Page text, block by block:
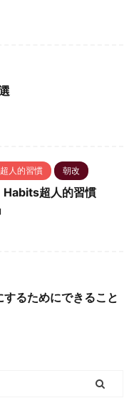
人的習慣 朝改
超人的習慣
るためにできること